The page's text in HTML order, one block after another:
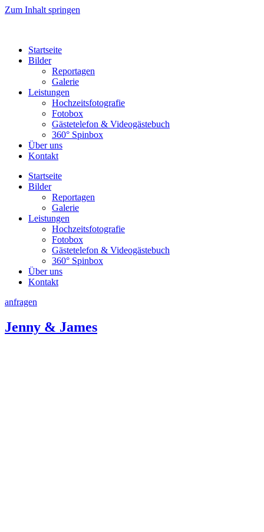
Zum Inhalt springen
Startseite
Bilder
Reportagen
Galerie
Leistungen
Hochzeitsfotografie
Fotobox
Gästetelefon & Videogästebuch
360° Spinbox
Über uns
Kontakt
Startseite
Bilder
Reportagen
Galerie
Leistungen
Hochzeitsfotografie
Fotobox
Gästetelefon & Videogästebuch
360° Spinbox
Über uns
Kontakt
anfragen
Jenny & James